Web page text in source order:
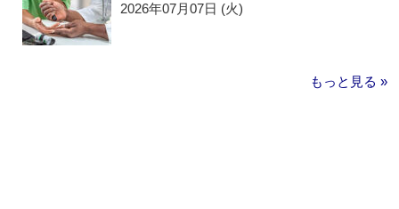
2026年07月07日 (火)
もっと見る »